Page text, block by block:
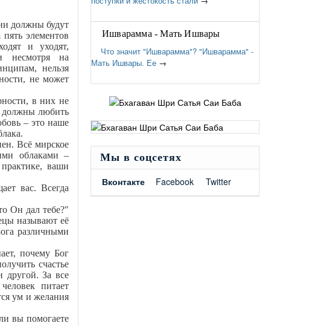
должны будут
элементов
и уходят,
несмотря на
нельзя
не может
в них не
должны любить
– это наше
Всё мирское
облаками –
ваши
вас. Всегда
Он дал тебе?"
называют её
различными
почему Бог
счастье
другой. За все
питает
ум и желания
вы помогаете
Ишварамма - Мать Ишвары
Что значит "Ишварамма"? "Ишварамма" -
Мать Ишвары. Ее →
Мы в соцсетях
Вконтакте
Facebook Twitter